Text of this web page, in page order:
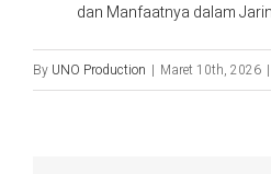
dan Manfaatnya dalam
By UNO Production | Maret 10th, 2026 |